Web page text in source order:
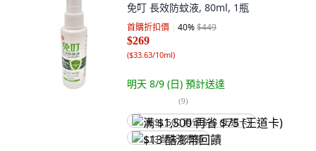
免叮 長效防蚊液, 80ml, 1瓶
首購折扣價 40%$449
$269
($33.63/10ml)
明天 8/9 (日) 預計送達
(9)
满 $1,500 再省 $75 (王道卡)
$13 酷澎幣回饋